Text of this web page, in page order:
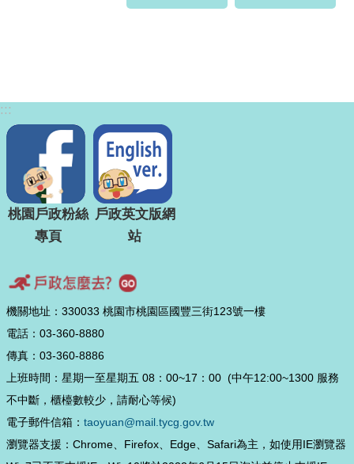
:::
桃園戶政粉絲
專頁
戶政英文版網
站
機關地址：330033 桃園市桃園區國豐三街123號一樓
電話：03-360-8880
傳真：03-360-8886
上班時間：星期一至星期五 08：00~17：00 (中午12:00~1300 服務
不中斷，櫃檯數較少，請耐心等候)
電子郵件信箱： taoyuan@mail.tycg.gov.tw
瀏覽器支援：Chrome、Firefox、Edge、Safari為主，如使用IE瀏覽器